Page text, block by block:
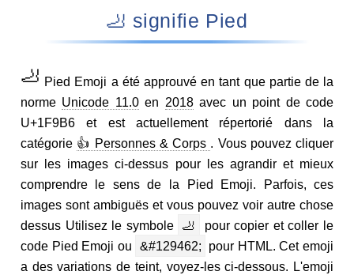
🦶 signifie Pied
🦶 Pied Emoji a été approuvé en tant que partie de la
norme Unicode 11.0en 2018avec un point de code
U+1F9B6 et est actuellement répertorié dans la
catégorie 👍 Personnes & Corps . Vous pouvez cliquer
sur les images ci-dessus pour les agrandir et mieux
comprendre le sens de la Pied Emoji. Parfois, ces
images sont ambiguës et vous pouvez voir autre chose
dessus Utilisez le symbole
🦶
pour copier et coller le
code Pied Emoji ou
&#129462;
pour HTML. Cet emoji
a des variations de teint, voyez-les ci-dessous. L'emoji